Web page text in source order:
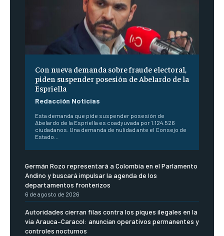
Con nueva demanda sobre fraude electoral,
piden suspender posesión de Abelardo de la
Espriella
Redacción Noticias
Esta demanda que pide suspender posesión de
Abelardo de la Espriella es coadyuvada por 1.124.526
ciudadanos. Una demanda de nulidad ante el Consejo de
Estado...
Germán Rozo representará a Colombia en el Parlamento
Andino y buscará impulsar la agenda de los
departamentos fronterizos
6 de agosto de 2026
Autoridades cierran filas contra los piques ilegales en la
vía Arauca–Caracol: anuncian operativos permanentes y
controles nocturnos